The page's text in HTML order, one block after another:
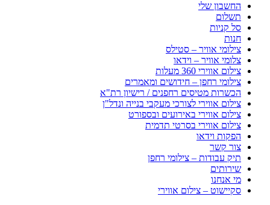
החשבון שלי
תשלום
סל קניות
חנות
צילומי אוויר – סטילס
צלומי אוויר – וידאו
צילום אווירי 360 מעלות
צילומי רחפן – חידושים ומאמרים
הכשרות מטיסים רחפנים / רישיון רת"א
צילום אווירי לצורכי מעקבי בנייה ונדל"ן
צילום אווירי באירועים ובספורט
צילום אווירי בסרטי תדמית
הפקות וידאו
צור קשר
תיק עבודות – צילומי רחפן
שירותים
מי אנחנו
סקיישוט – צילום אווירי